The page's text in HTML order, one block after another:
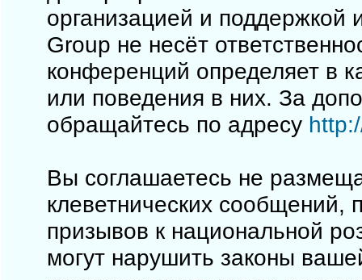
организацией и поддержкой
Group не несёт
конференций определяет в
или поведения в них. За
обращайтесь по адресу
Вы соглашаетесь не
клеветнических сообщений,
призывов к национальной
могут нарушить законы